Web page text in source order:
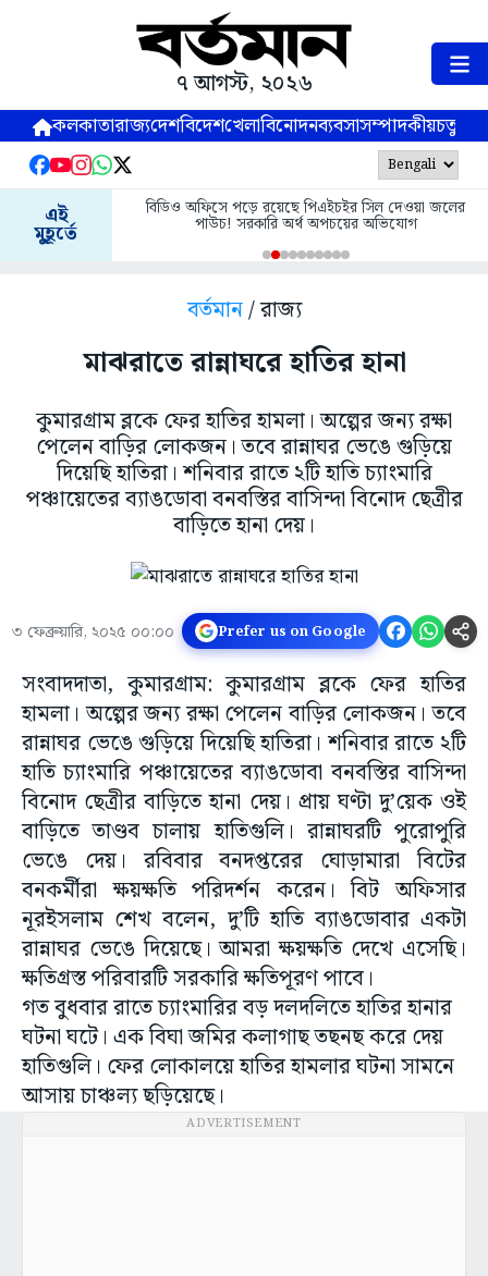
৭ আগস্ট, ২০২৬
কলকাতারাজ্যদেশবিদেশখেলাবিনোদনব্যবসাসম্পাদকীয়
এই
মুহূর্তে
বিডিও অফিসে পড়ে রয়েছে পিএইচইর সিল দেওয়া জলের
পাউচ! সরকারি অর্থ অপচয়ের অভিযোগ
বর্তমান/ রাজ্য
মাঝরাতে রান্নাঘরে হাতির হানা
কুমারগ্রাম ব্লকে ফের হাতির হামলা। অল্পের জন্য রক্ষা
পেলেন বাড়ির লোকজন। তবে রান্নাঘর ভেঙে গুড়িয়ে
দিয়েছি হাতিরা। শনিবার রাতে ২টি হাতি চ্যাংমারি
পঞ্চায়েতের ব্যাঙডোবা বনবস্তির বাসিন্দা বিনোদ ছেত্রীর
বাড়িতে হানা দেয়।
৩ ফেব্রুয়ারি, ২০২৫ ০০:০০ Prefer us on Google
সংবাদদাতা, কুমারগ্রাম: কুমারগ্রাম ব্লকে ফের হাতির
হামলা। অল্পের জন্য রক্ষা পেলেন বাড়ির লোকজন। তবে
রান্নাঘর ভেঙে গুড়িয়ে দিয়েছি হাতিরা। শনিবার রাতে ২টি
হাতি চ্যাংমারি পঞ্চায়েতের ব্যাঙডোবা বনবস্তির বাসিন্দা
বিনোদ ছেত্রীর বাড়িতে হানা দেয়। প্রায় ঘণ্টা দু’য়েক ওই
বাড়িতে তাণ্ডব চালায় হাতিগুলি। রান্নাঘরটি পুরোপুরি
ভেঙে দেয়। রবিবার বনদপ্তরের ঘোড়ামারা বিটের
বনকর্মীরা ক্ষয়ক্ষতি পরিদর্শন করেন। বিট অফিসার
নূরইসলাম শেখ বলেন, দু’টি হাতি ব্যাঙডোবার একটা
রান্নাঘর ভেঙে দিয়েছে। আমরা ক্ষয়ক্ষতি দেখে এসেছি।
ক্ষতিগ্রস্ত পরিবারটি সরকারি ক্ষতিপূরণ পাবে।
গত বুধবার রাতে চ্যাংমারির বড় দলদলিতে হাতির হানার
ঘটনা ঘটে। এক বিঘা জমির কলাগাছ তছনছ করে দেয়
হাতিগুলি। ফের লোকালয়ে হাতির হামলার ঘটনা সামনে
আসায় চাঞ্চল্য ছড়িয়েছে।
ADVERTISEMENT